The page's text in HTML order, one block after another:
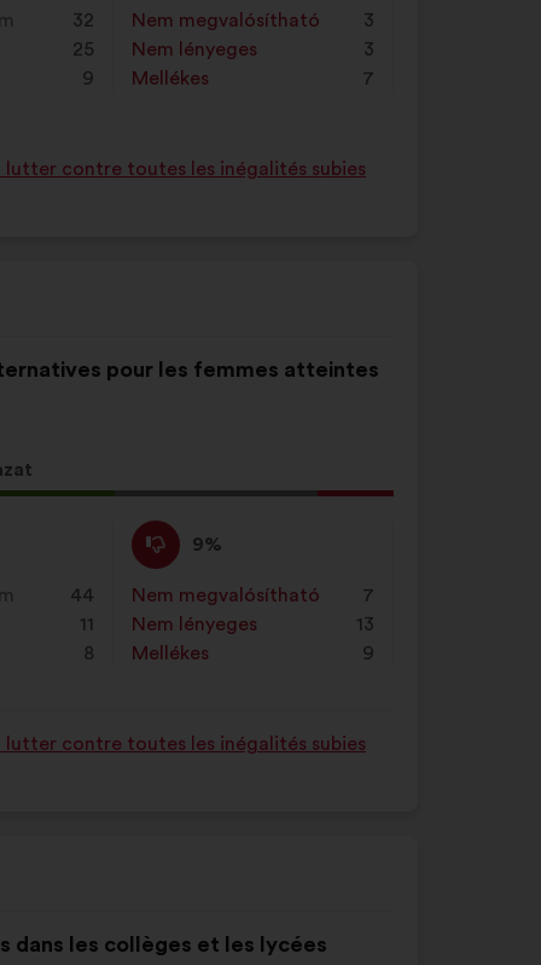
32
25
9
egyet
:
javaslatot
a
következő
Nem megvalósítható
: 3
szer
Nem lényeges
: 3
szer
Mellékes
: 7
szer
lutter contre toutes les inégalités subies
pour les femmes atteintes
44
11
8
Nem
értek
egyet
:
9%
Ezt
a
javaslatot
a
következő
Nem megvalósítható
: 7
szer
Nem lényeges
: 13
szer
Mellékes
: 9
szer
lutter contre toutes les inégalités subies
dans les collèges et les lycées